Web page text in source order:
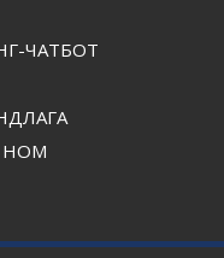
ЧАТБОТ
НОМ